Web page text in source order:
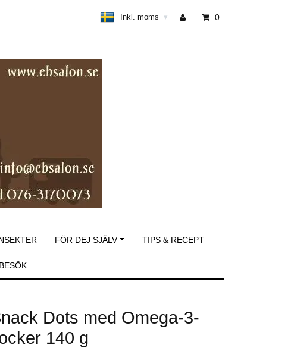
Inkl. moms ▾ 0
FÖR DEJ SJÄLV TIPS & RECEPT
Dots med Omega-3-
140 g